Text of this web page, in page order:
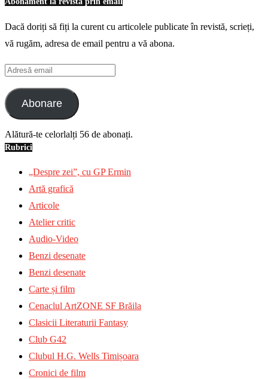
Dacă doriți să fiți la curent cu articolele publicate în revistă, scrieți,
vă rugăm, adresa de email pentru a vă abona.
Adresă
email
Abonare
Alătură-te celorlalți 56 de abonați.
Rubrici
„Despre zei”, cu GP Ermin
Artă grafică
Articole
Atelier critic
Audio-Video
Benzi desenate
Benzi desenate
Carte și film
Cenaclul ArtZONE SF Brăila
Clasicii Literaturii Fantasy
Club G42
Clubul H.G. Wells Timișoara
Cronici de film